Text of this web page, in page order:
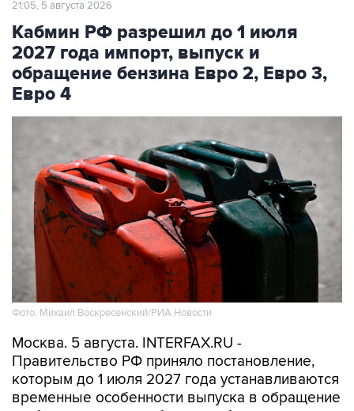
2027 года импорт, выпуск и
обращение бензина Евро 2, Евро 3,
Евро 4
Фото: Михаил Воскресенский/РИА Новости
Москва. 5 августа. INTERFAX.RU -
которым до 1 июля 2027 года устанавливаются
временные особенности выпуска в обращение
и обращения автомобильного бензина и
дизельного топлива, сообщили в Минэнерго.